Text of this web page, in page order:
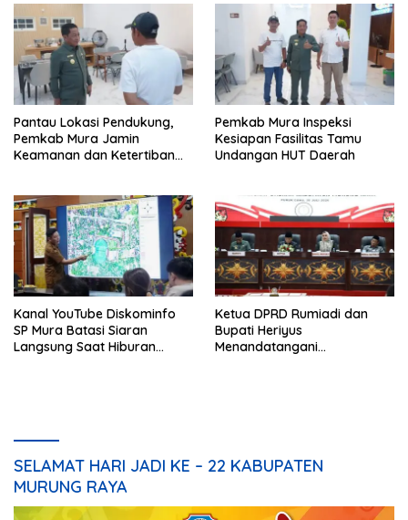
Pantau Lokasi Pendukung,
Pemkab Mura Jamin
Keamanan dan Ketertiban
Pemkab Mura Inspeksi
Kesiapan Fasilitas Tamu
Undangan HUT Daerah
Kanal YouTube Diskominfo
SP Mura Batasi Siaran
Langsung Saat Hiburan
Ketua DPRD Rumiadi dan
Bupati Heriyus
Menandatangani
SELAMAT HARI JADI KE – 22 KABUPATEN
MURUNG RAYA